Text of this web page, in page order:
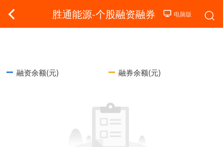
胜通能源-个股融资融券
融资余额(元) 融券余额(元)